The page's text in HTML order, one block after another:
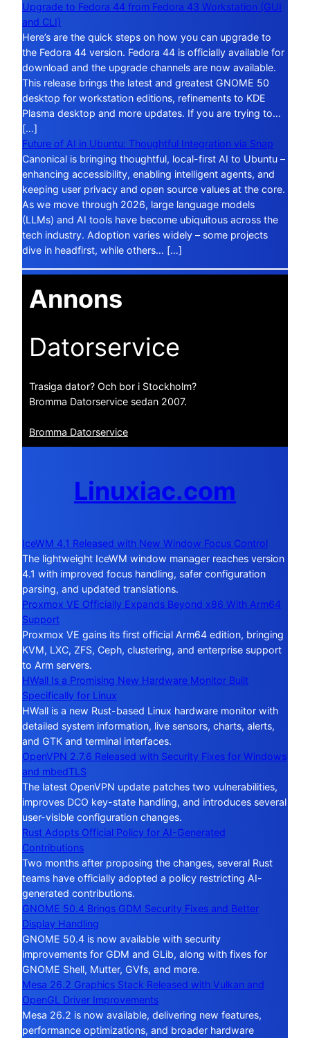
Upgrade to Fedora 44 from Fedora 43 Workstation (GUI
and CLI)
Here’s are the quick steps on how you can upgrade to
the Fedora 44 version. Fedora 44 is officially available for
download and the upgrade channels are now available.
This release brings the latest and greatest GNOME 50
desktop for workstation editions, refinements to KDE
Plasma desktop and more updates. If you are trying to…
[…]
Future of AI in Ubuntu: Thoughtful Integration via Snap
Canonical is bringing thoughtful, local-first AI to Ubuntu –
enhancing accessibility, enabling intelligent agents, and
keeping user privacy and open source values at the core.
As we move through 2026, large language models
(LLMs) and AI tools have become ubiquitous across the
tech industry. Adoption varies widely – some projects
dive in headfirst, while others… […]
Annons
Datorservice
Trasiga dator? Och bor i Stockholm?
Bromma Datorservice sedan 2007.
Bromma Datorservice
Linuxiac.com
IceWM 4.1 Released with New Window Focus Control
The lightweight IceWM window manager reaches version
4.1 with improved focus handling, safer configuration
parsing, and updated translations.
Proxmox VE Officially Expands Beyond x86 With Arm64
Support
Proxmox VE gains its first official Arm64 edition, bringing
KVM, LXC, ZFS, Ceph, clustering, and enterprise support
to Arm servers.
HWall Is a Promising New Hardware Monitor Built
Specifically for Linux
HWall is a new Rust-based Linux hardware monitor with
detailed system information, live sensors, charts, alerts,
and GTK and terminal interfaces.
OpenVPN 2.7.6 Released with Security Fixes for Windows
and mbedTLS
The latest OpenVPN update patches two vulnerabilities,
improves DCO key-state handling, and introduces several
user-visible configuration changes.
Rust Adopts Official Policy for AI-Generated
Contributions
Two months after proposing the changes, several Rust
teams have officially adopted a policy restricting AI-
generated contributions.
GNOME 50.4 Brings GDM Security Fixes and Better
Display Handling
GNOME 50.4 is now available with security
improvements for GDM and GLib, along with fixes for
GNOME Shell, Mutter, GVfs, and more.
Mesa 26.2 Graphics Stack Released with Vulkan and
OpenGL Driver Improvements
Mesa 26.2 is now available, delivering new features,
performance optimizations, and broader hardware